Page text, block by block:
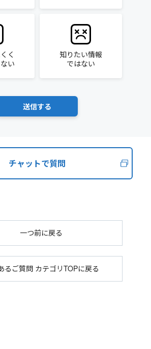
く
い
知りたい情報
ではない
チャットで質問
一つ前に戻る
るご質問 カテゴリTOPに戻る